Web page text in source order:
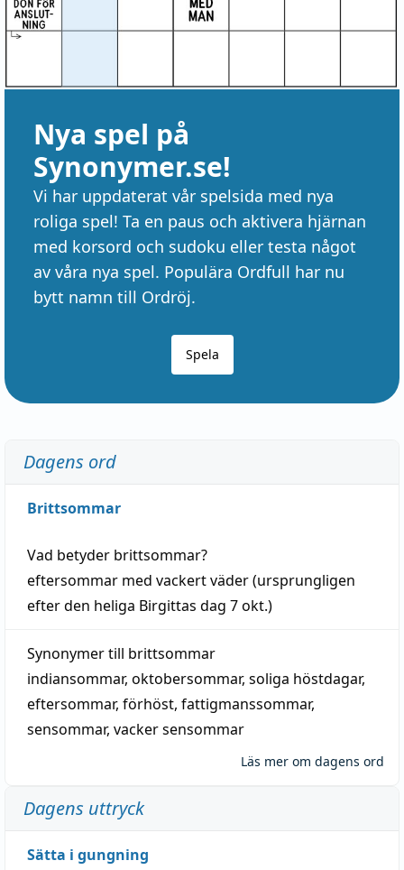
Nya spel på
Synonymer.se!
Vi har uppdaterat vår spelsida med nya
roliga spel! Ta en paus och aktivera hjärnan
med korsord och sudoku eller testa något
av våra nya spel. Populära Ordfull har nu
bytt namn till Ordröj.
Spela
Dagens ord
Brittsommar
Vad betyder brittsommar?
eftersommar med vackertväder(ursprungligen
efter den heliga Birgittas dag 7 okt.)
Synonymer till brittsommar
indiansommar, oktobersommar, soliga höstdagar,
eftersommar, förhöst, fattigmanssommar,
sensommar, vacker sensommar
Läs mer om dagens ord
Dagens uttryck
Sätta i gungning